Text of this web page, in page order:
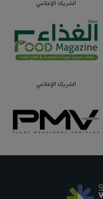
الشريك الإعلامي
الشريك الإعلامي